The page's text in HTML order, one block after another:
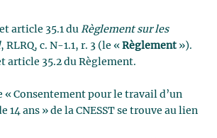
article 35.1 du Règlement sur les
, RLRQ, c. N-1.1, r. 3 (le « Règlement »).
article 35.2 du Règlement.
« Consentement pour le travail d’un
14 ans » de la CNESST se trouve au lien